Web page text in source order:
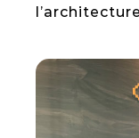
E-admission